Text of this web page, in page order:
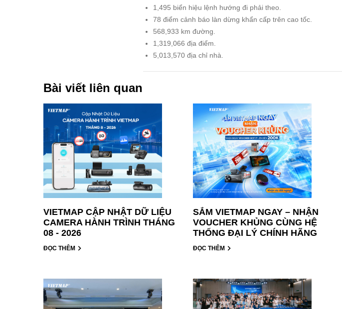
1,495 biển hiệu lệnh hướng đi phải theo.
78 điểm cảnh báo làn dừng khẩn cấp trên cao tốc.
568,933 km đường.
1,319,066 địa điểm.
5,013,570 địa chỉ nhà.
Bài viết liên quan
VIETMAP CẬP NHẬT DỮ LIỆU
CAMERA HÀNH TRÌNH THÁNG
08 - 2026
ĐỌC THÊM
SẮM VIETMAP NGAY – NHẬN
VOUCHER KHỦNG CÙNG HỆ
THỐNG ĐẠI LÝ CHÍNH HÃNG
ĐỌC THÊM